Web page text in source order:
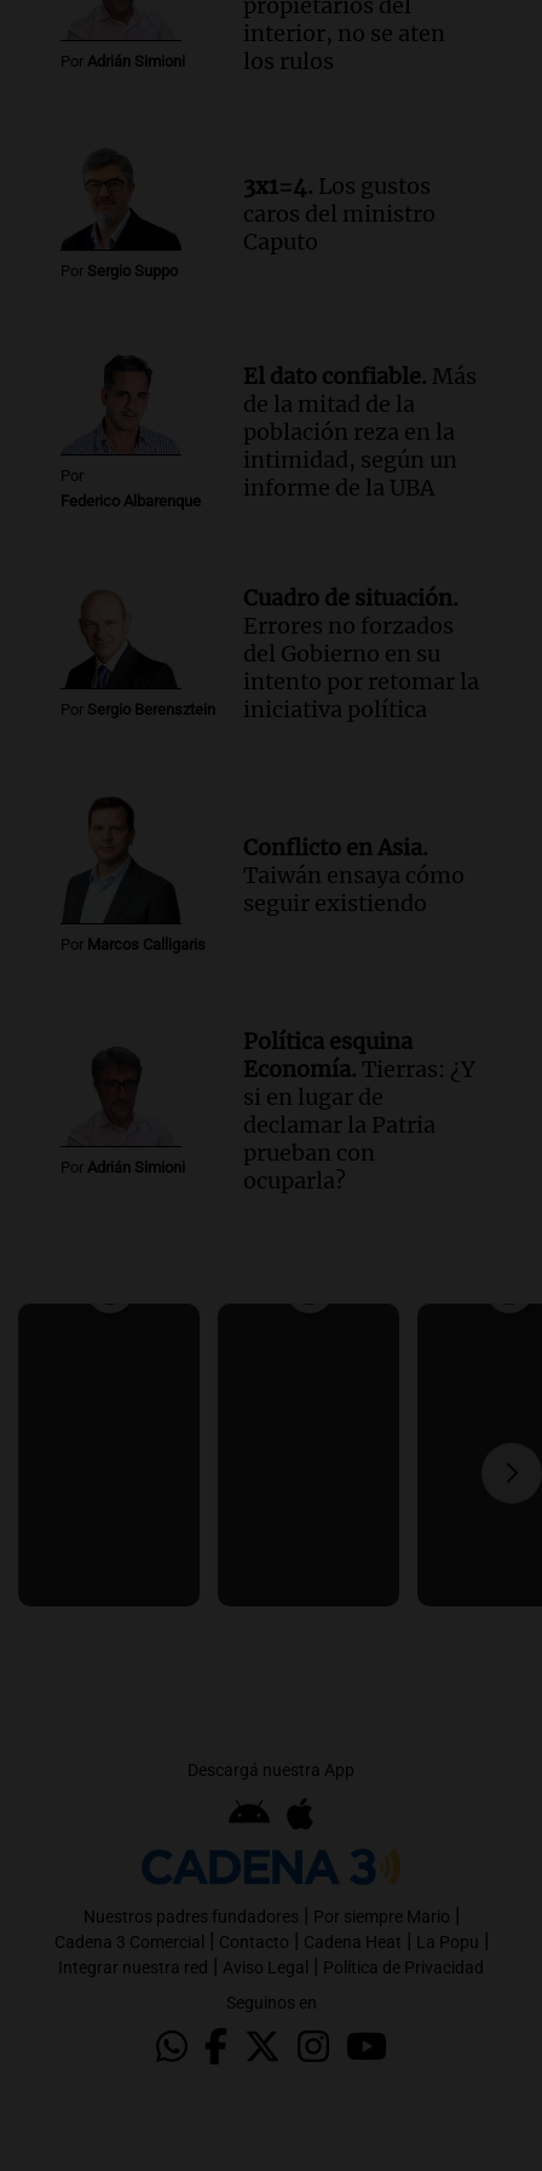
Una mañana para todos
Episodios
Audio.Investigan un asalto millonario a
Panorama Federal
Episodios
Por Adrián Simioni
propietarios del
interior, no se aten
los rulos
Por Sergio Suppo
3x1=4. Los gustos
caros del ministro
Caputo
Por
Federico Albarenque
El dato confiable. Más
de la mitad de la
población reza en la
intimidad, según un
informe de la UBA
Por Sergio Berensztein
Cuadro de situación.
Errores no forzados
del Gobierno en su
intento por retomar la
iniciativa política
Por Marcos Calligaris
Conflicto en Asia.
Taiwán ensaya cómo
seguir existiendo
Por Adrián Simioni
Política esquina
Economía. Tierras: ¿Y
si en lugar de
declamar la Patria
prueban con
ocuparla?
Descargá nuestra App
Nuestros padres fundadores | Por siempre Mario |
Cadena 3 Comercial | Contacto | Cadena Heat | La Popu |
Integrar nuestra red | Aviso Legal | Política de Privacidad
Seguinos en